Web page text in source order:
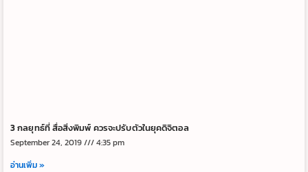
3 กลยุทธ์ที่ สื่อสิ่งพิมพ์ ควรจะปรับตัวในยุคดิจิตอล
September 24, 2019
4:35 pm
อ่านเพิ่ม »